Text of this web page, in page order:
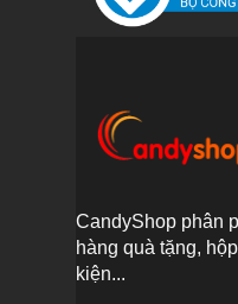
CandyShop phân
hàng quà tặng,
kiện...